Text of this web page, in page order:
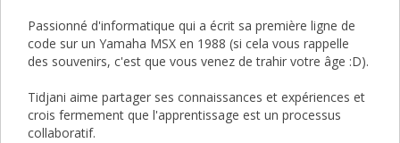
Passionné d'informatique qui a écrit sa première ligne de
code sur un Yamaha MSX en 1988 (si cela vous rappelle
des souvenirs, c'est que vous venez de trahir votre âge :D).
Tidjani aime partager ses connaissances et expériences et
crois fermement que l'apprentissage est un processus
collaboratif.